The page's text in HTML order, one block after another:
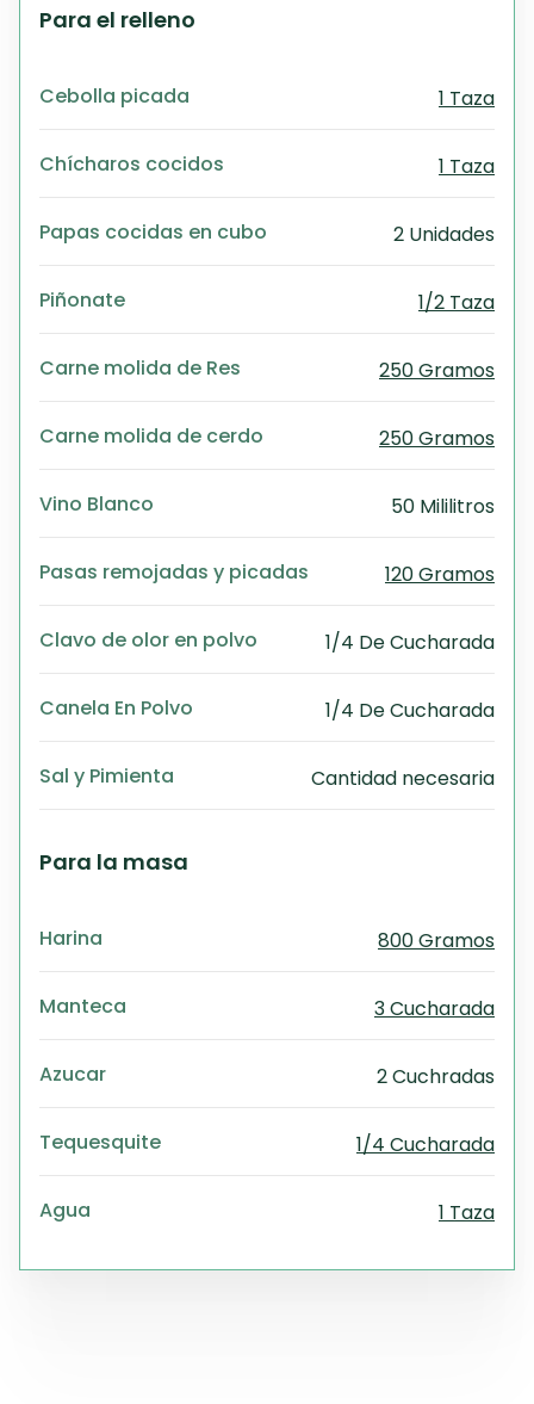
Para el relleno
Cebolla picada 1 Taza
Chícharos cocidos 1 Taza
Papas cocidas en cubo 2 Unidades
Piñonate 1/2 Taza
Carne molida de Res 250 Gramos
Carne molida de cerdo 250 Gramos
Vino Blanco 50 Mililitros
Pasas remojadas y picadas 120 Gramos
Clavo de olor en polvo 1/4 De Cucharada
Canela En Polvo 1/4 De Cucharada
Sal y Pimienta Cantidad necesaria
Para la masa
Harina 800 Gramos
Manteca 3 Cucharada
Azucar 2 Cuchradas
Tequesquite 1/4 Cucharada
Agua 1 Taza